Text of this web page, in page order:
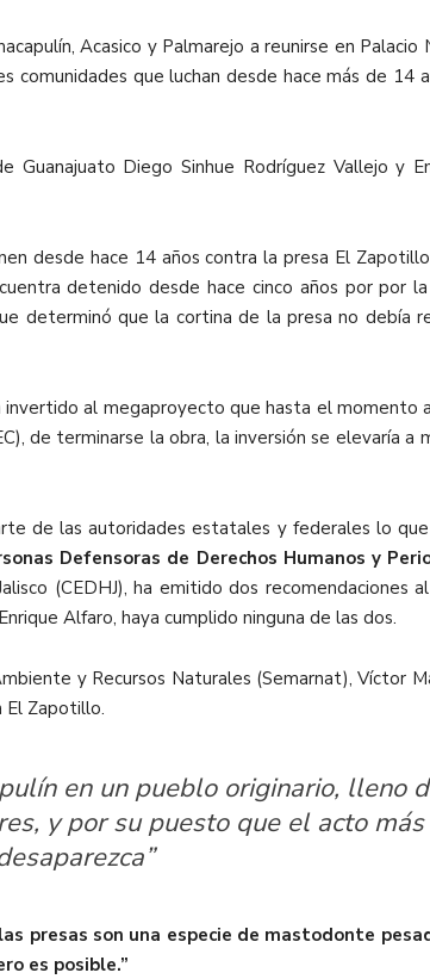
Acasico y Palmarejo a reunirse en Palacio
que luchan desde hace más de 14
Diego Sinhue Rodríguez Vallejo y
desde hace 14 años contra la presa El
detenido desde hace cinco años porpor
determinó que la cortina de la presa no debía
invertido al megaproyecto que hasta el momento
de terminarse la obra, la inversión se elevaría a
de las autoridades estatales y federales lo
Defensoras de Derechos Humanos y
(CEDHJ), ha emitido dos recomendaciones
Alfaro, haya cumplido ninguna de las dos.
y Recursos Naturales (Semarnat), Víctor
El Zapotillo.
en un pueblo originario, lleno
y por su puesto que el acto más
presas son una especie de mastodonte
es posible.”